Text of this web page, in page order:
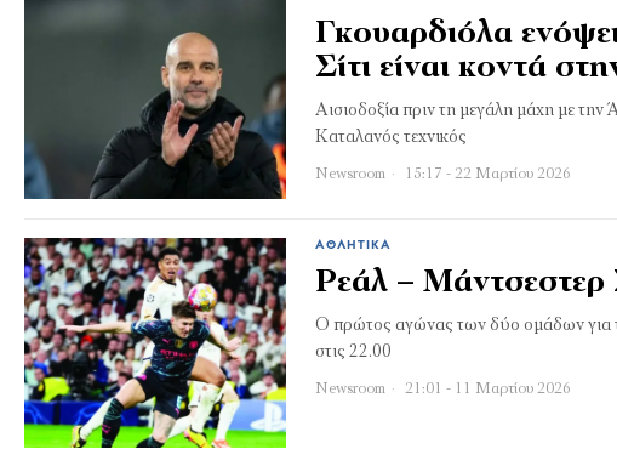
Γκουαρδιόλα
Σίτι είναι κοντά
Αισιοδοξία πριν τη μεγάλη μάχη με
Καταλανός τεχνικός
Newsroom 15:17 - 22 Μαρτίου 2026
ΑΘΛΗΤΙΚΆ
Ρεάλ – Μάντσεστερ
Ο πρώτος αγώνας των δύο ομάδων για
στις 22.00
Newsroom 21:01 - 11 Μαρτίου 2026